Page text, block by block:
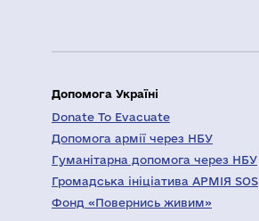
Допомога Україні
Donate To Evacuate
Допомога армії через НБУ
Гуманітарна допомога через НБУ
Громадська ініціатива АРМІЯ SOS
Фонд «Повернись живим»